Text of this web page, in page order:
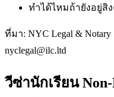
ทำได้ไหมถ้ายังอยู่สิ
ที่มา: NYC Legal & Notary
nyclegal@ilc.ltd
วีซ่านักเรียน